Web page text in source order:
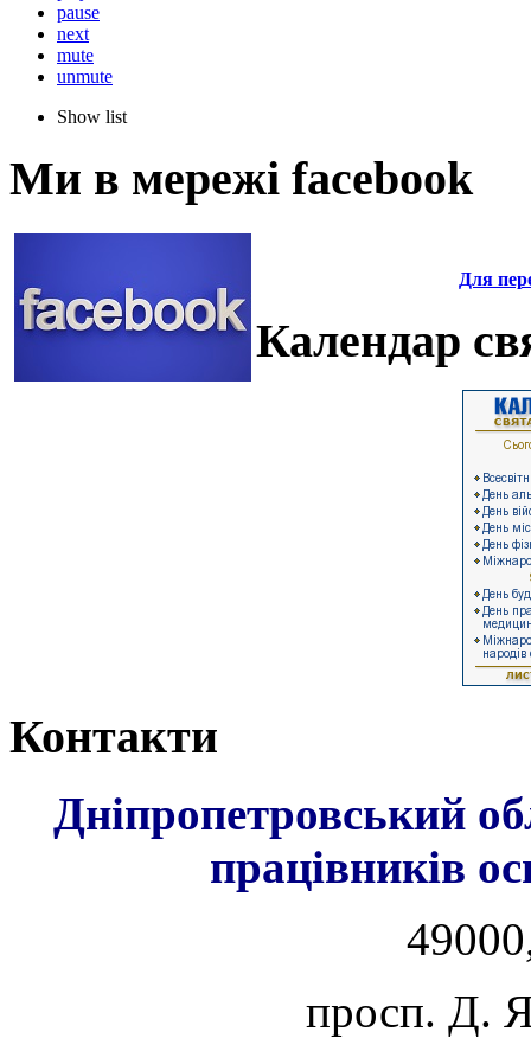
pause
next
mute
unmute
Show list
Ми в мережі facebook
Для
Календар
Контакти
Дніпропетровський
працівників
просп. Д.